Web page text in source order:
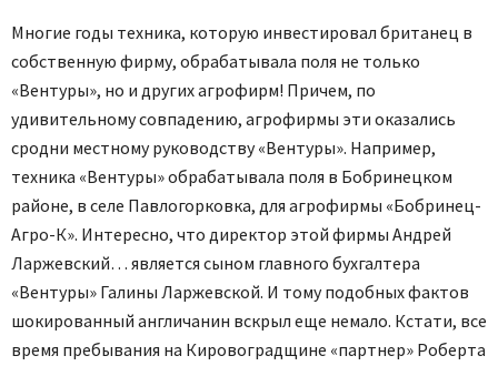
Многие годы техника, которую инвестировал британец в
собственную фирму, обрабатывала поля не только
«Вентуры», но и других агрофирм! Причем, по
удивительному совпадению, агрофирмы эти оказались
сродни местному руководству «Вентуры». Например,
техника «Вентуры» обрабатывала поля в Бобринецком
районе, в селе Павлогорковка, для агрофирмы «Бобринец-
Агро-К». Интересно, что директор этой фирмы Андрей
Ларжевский… является сыном главного бухгалтера
«Вентуры» Галины Ларжевской. И тому подобных фактов
шокированный англичанин вскрыл еще немало. Кстати, все
время пребывания на Кировоградщине «партнер» Роберта